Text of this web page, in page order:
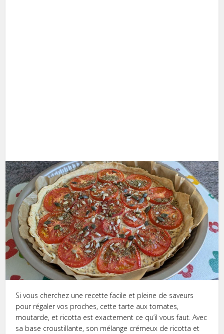
Si vous cherchez une recette facile et pleine de saveurs
pour régaler vos proches, cette tarte aux tomates,
moutarde, et ricotta est exactement ce qu’il vous faut. Avec
sa base croustillante, son mélange crémeux de ricotta et